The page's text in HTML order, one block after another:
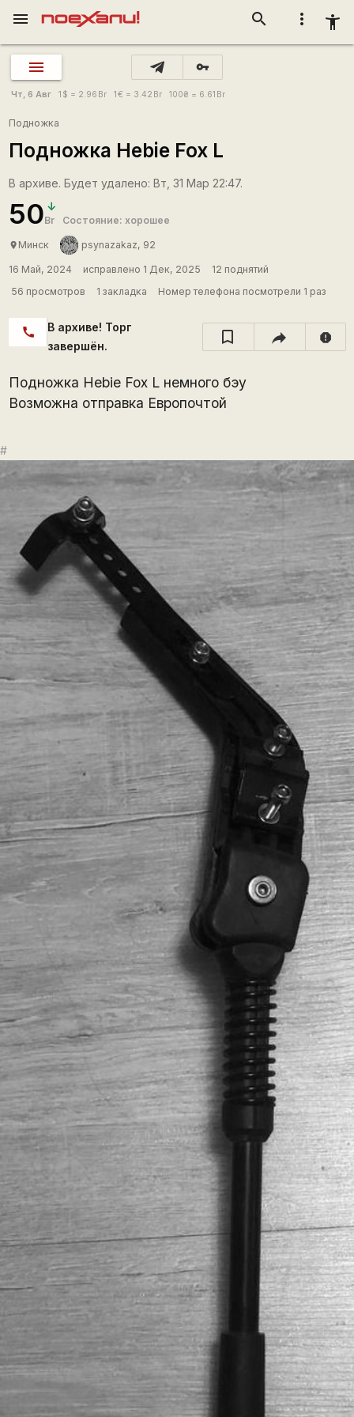
more_vert accessibility_new
search
menu
vpn_key
Чт, 6 Авг 1 $ = 2.96 Br 1€ = 3.42 Br 100₴ = 6.61 Br
Подножка
Подножка Hebie Fox L
В архиве. Будет удалено: Вт, 31 Мар 22:47.
50Br Состояние: хорошее
place Минск psynazakaz, 92
16 Май, 2024 исправлено 1 Дек, 2025
12 поднятий
56 просмотров
1 закладка Номер телефона посмотрели 1 раз
call
В архиве! Торг
завершён.
report
Подножка Hebie Fox L немного бэу
Возможна отправка Европочтой
#